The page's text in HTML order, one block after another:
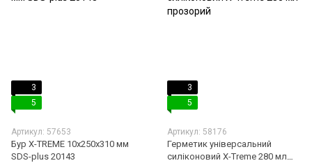
3
5
Артикул: 57653
Бур X-TREME 10х250х310 мм
SDS-plus 20143
3
5
Артикул: 58176
Герметик універсальний
силіконовий X-Treme 280 мл